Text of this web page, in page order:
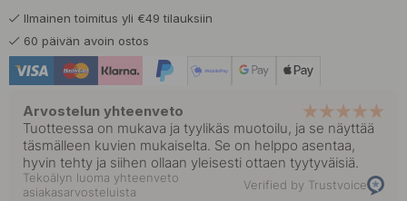
Ilmainen toimitus yli €49 tilauksiin
60 päivän avoin ostos
Arvostelun yhteenveto
Tuotteessa on mukava ja tyylikäs muotoilu, ja se näyttää
täsmälleen kuvien mukaiselta. Se on helppo asentaa,
hyvin tehty ja siihen ollaan yleisesti ottaen tyytyväisiä.
Tekoälyn luoma yhteenveto
asiakasarvosteluista
Verified by Trustvoice